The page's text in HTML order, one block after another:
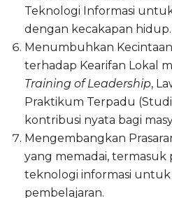
Teknologi Informasi
dengan kecakapan hidup.
Menumbuhkan
terhadap Kearifan Lokal
Training of Leadership,
Praktikum Terpadu
kontribusi nyata bagi
Mengembangkan
yang memadai, termasuk
teknologi informasi
pembelajaran.